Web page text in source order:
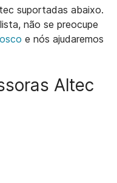
suportadas abaixo.
não se preocupe
e nós ajudaremos
Altec